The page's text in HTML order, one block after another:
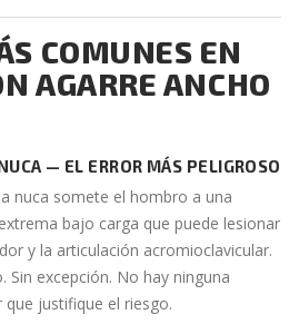
COMUNES EN
AGARRE ANCHO
— EL ERROR MÁS PELIGROSO
nuca somete el hombro a una
bajo carga que puede lesionar
y la articulación acromioclavicular.
Sin excepción. No hay ninguna
justifique el riesgo.